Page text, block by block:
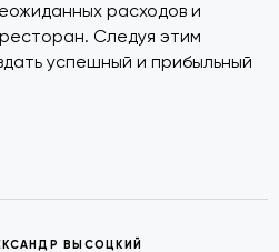
расходов и
Следуя этим
успешный и прибыльный
ВЫСОЦКИЙ